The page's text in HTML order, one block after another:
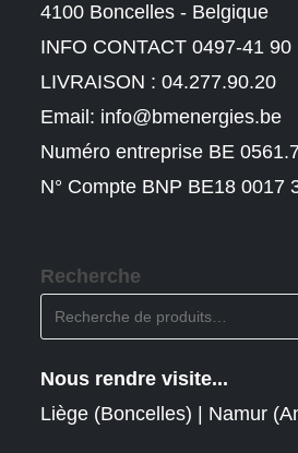
4100 Boncelles - Belgique
INFO CONTACT 0497-41 90
LIVRAISON : 04.277.90.20
Email: info@bmenergies.be
Numéro entreprise BE
N° Compte BNP BE18 0017
Recherche
Nous rendre visite...
Liège (Boncelles) | Namur